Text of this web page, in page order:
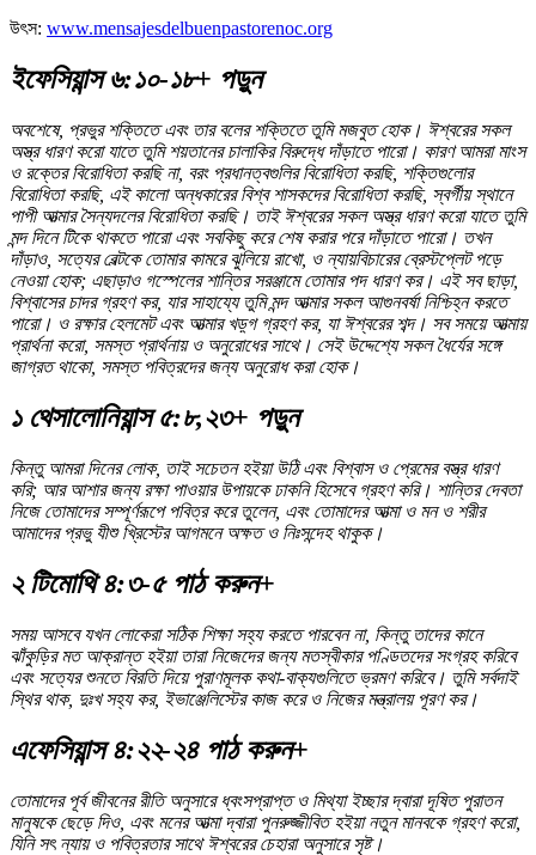
উৎস: www.mensajesdelbuenpastorenoc.org
ইফেসিয়ান্স ৬:১০-১৮+ পড়ুন
অবশেষে, প্রভুর শক্তিতে এবং তার বলের শক্তিতে তুমি মজবুত হোক। ঈশ্বরের সকল
অস্ত্র ধারণ করো যাতে তুমি শয়তানের চালাকির বিরুদ্ধে দাঁড়াতে পারো। কারণ আমরা মাংস
ও রক্তের বিরোধিতা করছি না, বরং প্রধানত্বগুলির বিরোধিতা করছি, শক্তিগুলোর
বিরোধিতা করছি, এই কালো অন্ধকারের বিশ্ব শাসকদের বিরোধিতা করছি, স্বর্গীয় স্থানে
পাপী আত্মার সৈন্যদলের বিরোধিতা করছি। তাই ঈশ্বরের সকল অস্ত্র ধারণ করো যাতে তুমি
মন্দ দিনে টিকে থাকতে পারো এবং সবকিছু করে শেষ করার পরে দাঁড়াতে পারো। তখন
দাঁড়াও, সত্যের বেল্টকে তোমার কামরে ঝুলিয়ে রাখো, ও ন্যায়বিচারের ব্রেস্টপ্লেট পড়ে
নেওয়া হোক; এছাড়াও গস্পেলের শান্তির সরঞ্জামে তোমার পদ ধারণ কর। এই সব ছাড়া,
বিশ্বাসের চাদর গ্রহণ কর, যার সাহায্যে তুমি মন্দ আত্মার সকল আগুনবর্ষা নিশ্চিহ্ন করতে
পারো। ও রক্ষার হেলমেট এবং আত্মার খড়্গ গ্রহণ কর, যা ঈশ্বরের শব্দ। সব সময়ে আত্মায়
প্রার্থনা করো, সমস্ত প্রার্থনায় ও অনুরোধের সাথে। সেই উদ্দেশ্যে সকল ধৈর্যের সঙ্গে
জাগ্রত থাকো, সমস্ত পবিত্রদের জন্য অনুরোধ করা হোক।
১ থেসালোনিয়ান্স ৫:৮,২৩+ পড়ুন
কিন্তু আমরা দিনের লোক, তাই সচেতন হইয়া উঠি এবং বিশ্বাস ও প্রেমের বস্ত্র ধারণ
করি; আর আশার জন্য রক্ষা পাওয়ার উপায়কে ঢাকনি হিসেবে গ্রহণ করি। শান্তির দেবতা
নিজে তোমাদের সম্পূর্ণরূপে পবিত্র করে তুলেন, এবং তোমাদের আত্মা ও মন ও শরীর
আমাদের প্রভু যীশু খ্রিস্টের আগমনে অক্ষত ও নিঃসন্দেহ থাকুক।
২ টিমোথি ৪:৩-৫ পাঠ করুন+
সময় আসবে যখন লোকেরা সঠিক শিক্ষা সহ্য করতে পারবেন না, কিন্তু তাদের কানে
ঝাঁকুড়ির মত আক্রান্ত হইয়া তারা নিজেদের জন্য মতস্বীকার পণ্ডিতদের সংগ্রহ করিবে
এবং সত্যের শুনতে বিরতি দিয়ে পুরাণমূলক কথা-বাক্যগুলিতে ভ্রমণ করিবে। তুমি সর্বদাই
স্থির থাক, দুঃখ সহ্য কর, ইভাঞ্জেলিস্টের কাজ করে ও নিজের মন্ত্রালয় পূরণ কর।
এফেসিয়ান্স ৪:২২-২৪ পাঠ করুন+
তোমাদের পূর্ব জীবনের রীতি অনুসারে ধ্বংসপ্রাপ্ত ও মিথ্যা ইচ্ছার দ্বারা দূষিত পুরাতন
মানুষকে ছেড়ে দিও, এবং মনের আত্মা দ্বারা পুনরুজ্জীবিত হইয়া নতুন মানবকে গ্রহণ করো,
যিনি সৎ ন্যায় ও পবিত্রতার সাথে ঈশ্বরের চেহারা অনুসারে সৃষ্ট।